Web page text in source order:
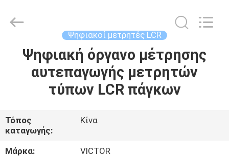
ΣΠΊΤΙ
ΠΡΟΪΌΝΤΑ
ΠΕΡΊΠΟΥ
ΕΜΕΊΣ
Rights
Reserved.
Ψηφιακοί μετρητές LCR
Ψηφιακή όργανο μέτρησης
αυτεπαγωγής μετρητών
τύπων LCR πάγκων
Τόπος
καταγωγής:
Κίνα
Μάρκα:
VICTOR